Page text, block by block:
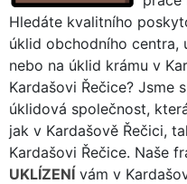
Hledáte kvalitního
úklid obchodního centra,
nebo na úklid krámu v
Kardašovi Řečice? Jsme
úklidová společnost,
jak v Kardašově Řečici,
Kardašovi Řečice. Naše
UKLÍZENÍ vám v